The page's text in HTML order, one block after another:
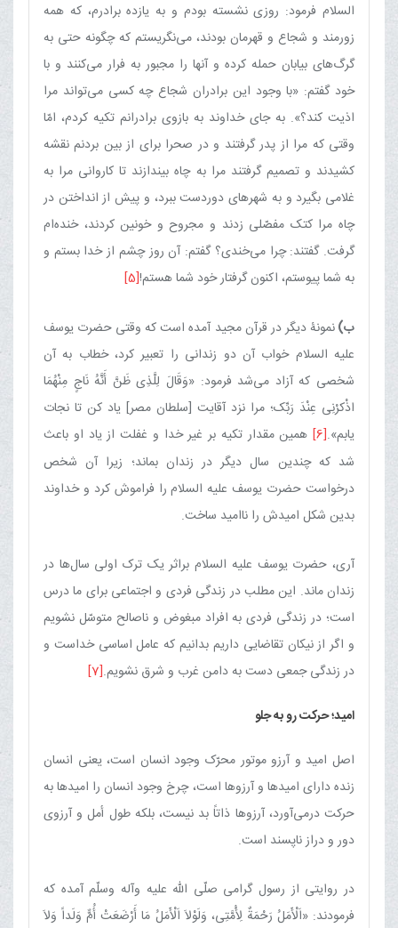
السلام فرمود: روزی نشسته بودم و به یازده برادرم، که همه
زورمند و شجاع و قهرمان بودند، می‌نگریستم که چگونه حتی به
گرگ‌های بیابان حمله کرده و آنها را مجبور به فرار می‌کنند و با
خود گفتم: «با وجود این برادران شجاع چه کسی می‌تواند مرا
اذیت کند؟». به جای خداوند به بازوی برادرانم تکیه کردم، امّا
وقتی که مرا از پدر گرفتند و در صحرا برای از بین بردنم نقشه
کشیدند و تصمیم گرفتند مرا به چاه بیندازند تا کاروانی مرا به
غلامی بگیرد و به شهرهای دوردست ببرد، و پیش از انداختن در
چاه مرا کتک مفصّلی زدند و مجروح و خونین کردند، خنده‌ام
گرفت. گفتند: چرا می‌خندی؟ گفتم: آن روز چشم از خدا بستم و
به شما پیوستم، اکنون گرفتار خود شما هستم![5]
ب)نمونۀ دیگر در قرآن مجید آمده است که وقتی حضرت یوسف
علیه السلام خواب آن دو زندانی را تعبیر کرد، خطاب به آن
شخصی که آزاد می‌شد فرمود: «وَقَالَ لِلَّذِی ظَنَّ أَنَّهُ نَاجٍ مِنْهُمَا
اذْکرْنِی عِنْدَ رَبِّک؛ مرا نزد آقایت [سلطان مصر] یاد کن تا نجات
یابم».[6] همین مقدار تکیه بر غیر خدا و غفلت از یاد او باعث
شد که چندین سال دیگر در زندان بماند؛ زیرا آن شخص
درخواست حضرت یوسف علیه السلام را فراموش کرد و خداوند
بدین شکل امیدش را ناامید ساخت.
آری، حضرت یوسف علیه السلام براثر یک ترک اولی سال‌ها در
زندان ماند. این مطلب در زندگی فردی و اجتماعی برای ما درس
است؛ در زندگی فردی به افراد مبغوض و ناصالح متوسّل نشویم
و اگر از نیکان تقاضایی داریم بدانیم که عامل اساسی خداست و
در زندگی جمعی دست به دامن غرب و شرق نشویم.[7]
امید؛ حرکت رو به جلو
اصل امید و آرزو موتور محرّک وجود انسان است، یعنی انسان
زنده دارای امیدها و آرزوها است، چرخ وجود انسان را امیدها به
حرکت درمی‌آورد، آرزوها ذاتاً بد نیست، بلکه طول أمل و آرزوی
دور و دراز ناپسند است.
در روایتی از رسول گرامی صلّی الله علیه وآله وسلّم آمده که
فرمودند: «اَلْأَمَلُ رَحْمَةٌ لِأُمَّتِی، وَلَوْلاَ اَلْأَمَلُ مَا أَرْضَعَتْ أُمٌّ وَلَداً وَلاَ